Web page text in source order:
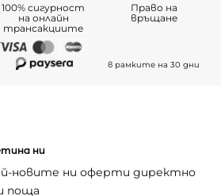
100% сигурност
на онлайн
трансакциите
Право на
връщане
в рамките на 30 дни
ни
новите ни оферти директно
поща